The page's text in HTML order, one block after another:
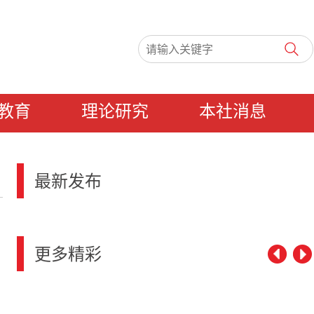
育 理论研究 本社消息
最新发布
更多精彩